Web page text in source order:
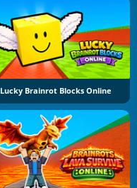
Lucky Brainrot Blocks Online